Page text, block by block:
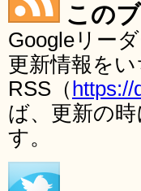
この
Googleリー
更新情報を
RSS（
ば、更新の
す。